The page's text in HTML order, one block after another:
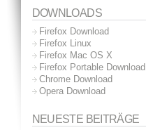
DOWNLOADS
Firefox Download
Firefox Linux
Firefox Mac OS X
Firefox Portable Download
Chrome Download
Opera Download
NEUESTE BEITRÄGE